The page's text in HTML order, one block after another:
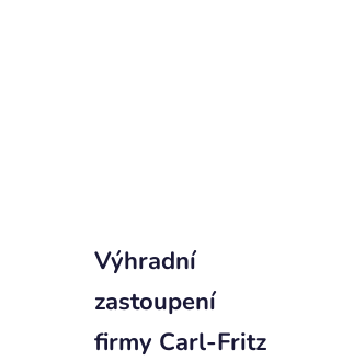
Výhradní
zastoupení
firmy Carl-Fritz